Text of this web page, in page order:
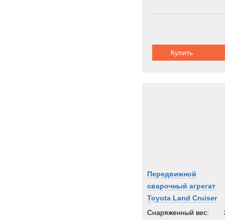
Купить
Передвижной
сварочный агрегат
Toyota Land Cruiser
Снаряженный вес: